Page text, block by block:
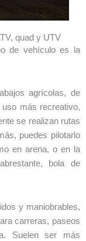
quad y UTV
de vehículo es la
agrícolas, de
más recreativo,
se realizan rutas
puedes pilotarlo
en arena, o en la
bola de
y maniobrables,
carreras, paseos
Suelen ser más